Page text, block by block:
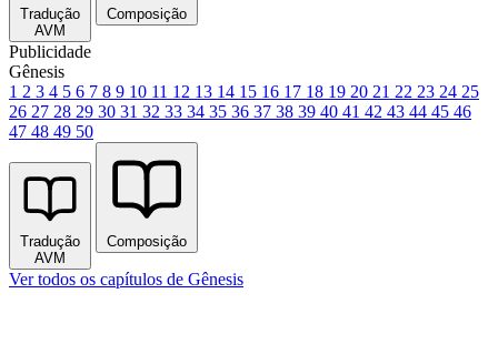
Tradução
AVM
Composição
Publicidade
Gênesis
1 2 3 4 5 6 7 8 9 10 11 12 13 14 15 16 17 18 19 20 21 22 23 24 25
26 27 28 29 30 31 32 33 34 35 36 37 38 39 40 41 42 43 44 45 46
47 48 49 50
Tradução
AVM
Composição
Ver todos os capítulos de Gênesis